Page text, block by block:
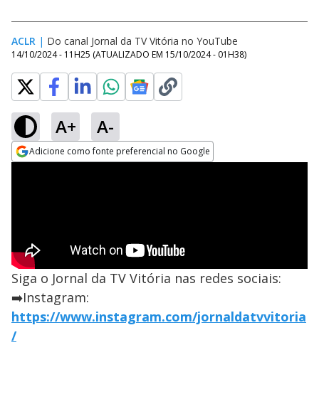
ACLR | Do canal Jornal da TV Vitória no YouTube
14/10/2024 - 11H25 (ATUALIZADO EM 15/10/2024 - 01H38)
A+ A-
Adicione como fonte preferencial no Google
Siga o Jornal da TV Vitória nas redes sociais:
➡️Instagram:
https://www.instagram.com/jornaldatvvitoria
/